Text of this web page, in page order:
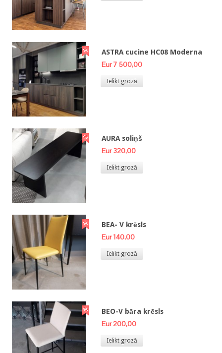
ASTRA cucine HC08 Moderna
Eur 7 500,00
Ielikt grozā
AURA soliņš
Eur 320,00
Ielikt grozā
BEA- V krēsls
Eur 140,00
Ielikt grozā
BEO-V bāra krēsls
Eur 200,00
Ielikt grozā